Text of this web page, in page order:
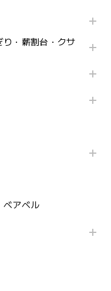
・薪割台・クサ
ベアベル